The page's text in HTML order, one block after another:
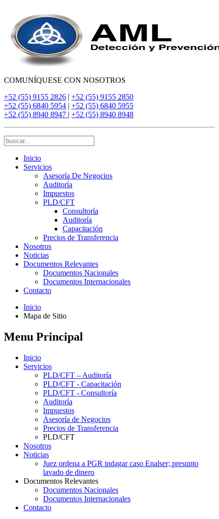
COMUNÍQUESE CON NOSOTROS
+52 (55) 9155 2826 | +52 (55) 9155 2850
+52 (55) 6840 5954 | +52 (55) 6840 5955
+52 (55) 8940 8947 | +52 (55) 8940 8948
Inicio
Servicios
Asesoría De Negocios
Auditoría
Impuestos
PLD/CFT
Consultoría
Auditoría
Capacitación
Precios de Transferencia
Nosotros
Noticias
Documentos Relevantes
Documentos Nacionales
Documentos Internacionales
Contacto
Inicio
Mapa de Sitio
Menu Principal
Inicio
Servicios
PLD/CFT – Auditoría
PLD/CFT - Capacitación
PLD/CFT - Consultoría
Auditoría
Impuestos
Asesoría de Negocios
Precios de Transferencia
PLD/CFT
Nosotros
Noticias
Juez ordena a PGR indagar caso Enalser; presunto
lavado de dinero
Documentos Relevantes
Documentos Nacionales
Documentos Internacionales
Contacto